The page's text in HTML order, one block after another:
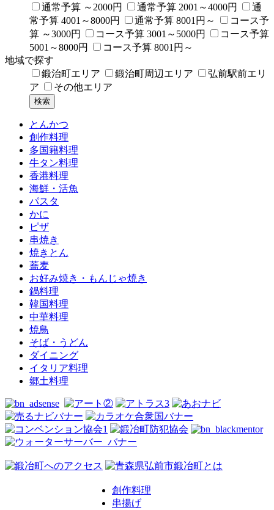
通常予算 ～2000円
通常予算 2001～4000円
通
常予算 4001～8000円
通常予算 8001円～
コース予
算 ～3000円
コース予算 3001～5000円
コース予算
5001～8000円
コース予算 8001円～
地域で探す
鍛治町エリア
鍛治町周辺エリア
弘前駅前エリ
ア
その他エリア
とんかつ
創作料理
多国籍料理
牛タン料理
香港料理
海鮮・活魚
パスタ
かに
ピザ
串焼き
焼きとん
蕎麦
お好み焼き・もんじゃ焼き
鍋料理
韓国料理
中華料理
焼鳥
そば・うどん
ダイニング
イタリア料理
郷土料理
創作料理
串揚げ